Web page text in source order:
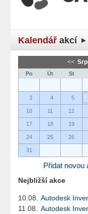
Kalendář akcí
<<
Po Út St
3 4 5
10 11 12
17 18 19
24 25 26
31
Přidat novou
Nejbližší akce
10.08.
Autodesk
11.08.
Autodesk